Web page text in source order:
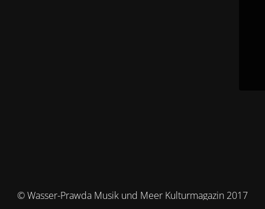
© Wasser-Prawda Musik und Meer Kulturmagazin 2017